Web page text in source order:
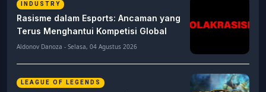
INDUSTRY
Rasisme dalam Esports: Ancaman yang
Terus Menghantui Kompetisi Global
Aldonov Danoza - Selasa, 04 Agustus 2026
LEAGUE OF LEGENDS